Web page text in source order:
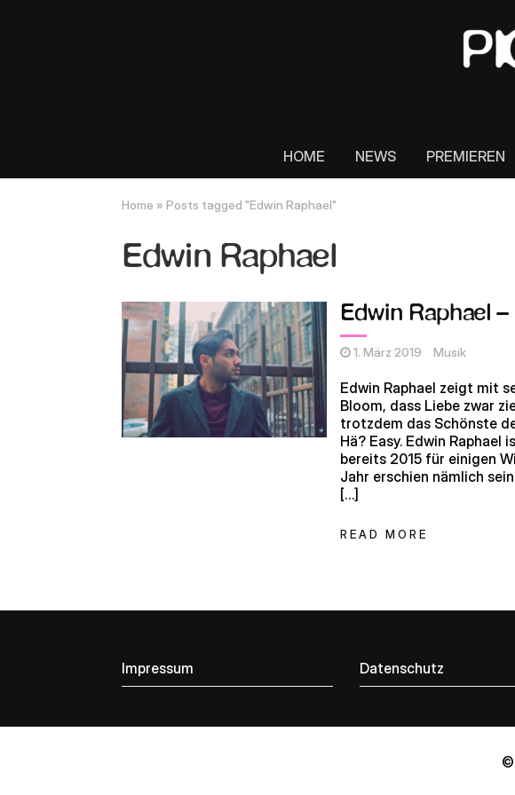
HOME NEWS PREMIEREN
Home » Posts tagged "Edwin Raphael"
Edwin Raphael
Edwin Raphael
1. März 2019 Musik
Edwin Raphael zeigt mit
Bloom, dass Liebe zwar
trotzdem das Schönste
Hä? Easy. Edwin Raphael
bereits 2015 für einigen
Jahr erschien nämlich
[…]
READ MORE
Impressum Datenschutz
©